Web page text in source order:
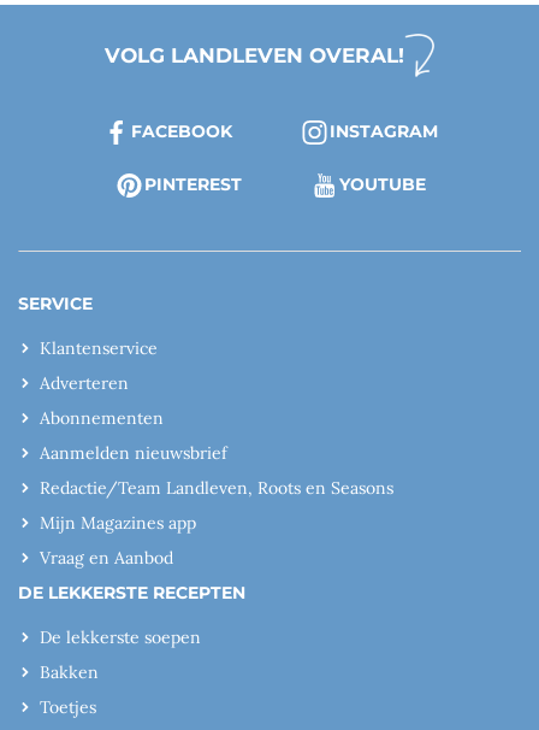
VOLG LANDLEVEN OVERAL!
FACEBOOK INSTAGRAM
PINTEREST YOUTUBE
SERVICE
Klantenservice
Adverteren
Abonnementen
Aanmelden nieuwsbrief
Redactie/Team Landleven, Roots en Seasons
Mijn Magazines app
Vraag en Aanbod
DE LEKKERSTE RECEPTEN
De lekkerste soepen
Bakken
Toetjes